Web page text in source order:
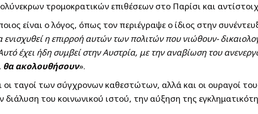
τρομοκρατικών επιθέσεων στο Παρίσι και
είναι ο λόγος, όπως τον περιέγραψε ο ίδιος στην
η επιρροή αυτών των πολιτών που νιώθουν-
έχει ήδη συμβεί στην Αυστρία, με την αναβίωση του
θα ακολουθήσουν».
οι ταγοί των σύγχρονων καθεστώτων, αλλά και οι ουραγοί
διάλυση του κοινωνικού ιστού, την αύξηση της